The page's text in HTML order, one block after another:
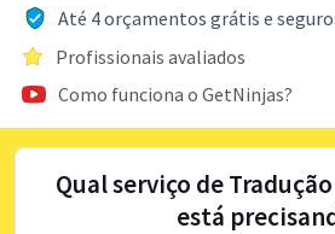
Até 4 orçamentos grátis e
Profissionais avaliados
Como funciona o GetNinjas?
Qual serviço de
está